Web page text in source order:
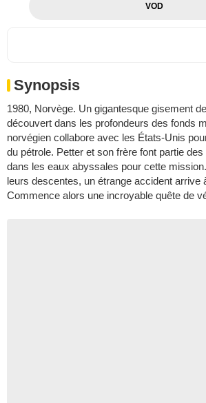
VOD
Synopsis
1980, Norvège. Un gigantesque gisement
découvert dans les profondeurs des fonds
norvégien collabore avec les États-Unis
du pétrole. Petter et son frère font partie
dans les eaux abyssales pour cette
leurs descentes, un étrange accident arrive à
Commence alors une incroyable quête de